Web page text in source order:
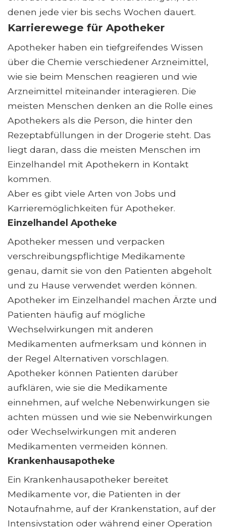
denen jede vier bis sechs Wochen dauert.
Karrierewege für Apotheker
Apotheker haben ein tiefgreifendes Wissen
über die Chemie verschiedener Arzneimittel,
wie sie beim Menschen reagieren und wie
Arzneimittel miteinander interagieren. Die
meisten Menschen denken an die Rolle eines
Apothekers als die Person, die hinter den
Rezeptabfüllungen in der Drogerie steht. Das
liegt daran, dass die meisten Menschen im
Einzelhandel mit Apothekern in Kontakt
kommen.
Aber es gibt viele Arten von Jobs und
Karrieremöglichkeiten für Apotheker.
Einzelhandel Apotheke
Apotheker messen und verpacken
verschreibungspflichtige Medikamente
genau, damit sie von den Patienten abgeholt
und zu Hause verwendet werden können.
Apotheker im Einzelhandel machen Ärzte und
Patienten häufig auf mögliche
Wechselwirkungen mit anderen
Medikamenten aufmerksam und können in
der Regel Alternativen vorschlagen.
Apotheker können Patienten darüber
aufklären, wie sie die Medikamente
einnehmen, auf welche Nebenwirkungen sie
achten müssen und wie sie Nebenwirkungen
oder Wechselwirkungen mit anderen
Medikamenten vermeiden können.
Krankenhausapotheke
Ein Krankenhausapotheker bereitet
Medikamente vor, die Patienten in der
Notaufnahme, auf der Krankenstation, auf der
Intensivstation oder während einer Operation